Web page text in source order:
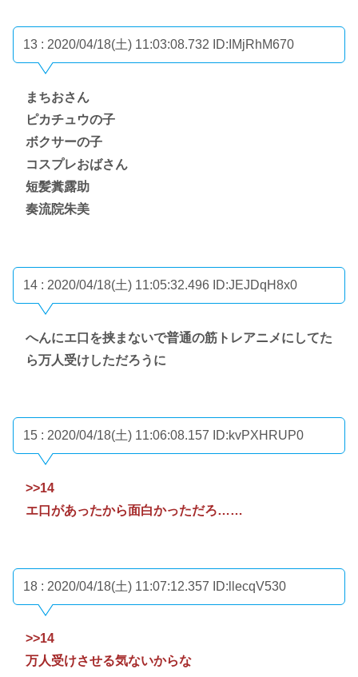
13 : 2020/04/18(土) 11:03:08.732 ID:IMjRhM670
まちおさん
ピカチュウの子
ボクサーの子
コスプレおばさん
短髪糞露助
奏流院朱美
14 : 2020/04/18(土) 11:05:32.496 ID:JEJDqH8x0
へんにエ口を挟まないで普通の筋トレアニメにしてた
ら万人受けしただろうに
15 : 2020/04/18(土) 11:06:08.157 ID:kvPXHRUP0
>>14
エ口があったから面白かっただろ……
18 : 2020/04/18(土) 11:07:12.357 ID:llecqV530
>>14
万人受けさせる気ないからな